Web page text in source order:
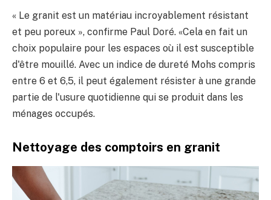
« Le granit est un matériau incroyablement résistant
et peu poreux », confirme Paul Doré. «Cela en fait un
choix populaire pour les espaces où il est susceptible
d'être mouillé. Avec un indice de dureté Mohs compris
entre 6 et 6,5, il peut également résister à une grande
partie de l'usure quotidienne qui se produit dans les
ménages occupés.
Nettoyage des comptoirs en granit